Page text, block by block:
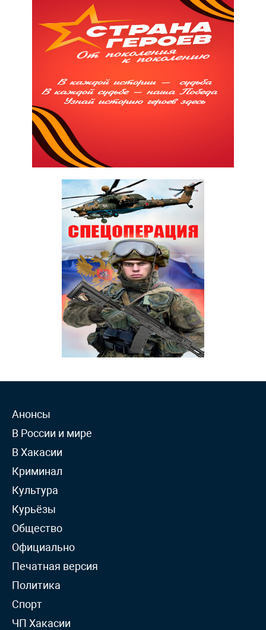
Анонсы
В России и мире
В Хакасии
Криминал
Культура
Курьёзы
Общество
Официально
Печатная версия
Политика
Спорт
ЧП Хакасии